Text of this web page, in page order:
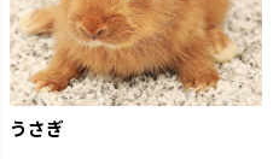
うさぎ